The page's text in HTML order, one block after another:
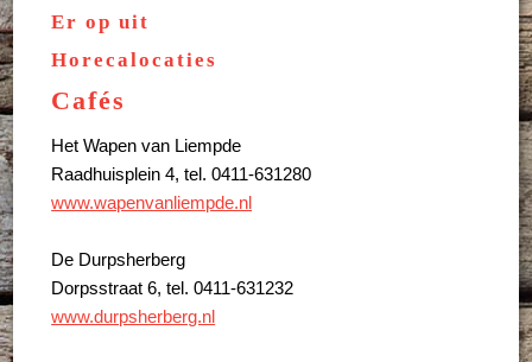
Er op uit
Horecalocaties
Cafés
Het Wapen van Liempde
Raadhuisplein 4, tel. 0411-631280
www.wapenvanliempde.nl
De Durpsherberg
Dorpsstraat 6, tel. 0411-631232
www.durpsherberg.nl